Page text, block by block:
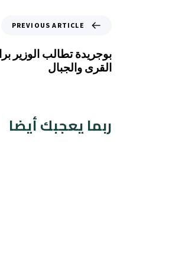
PREVIOUS ARTICLE
بوجريدة تطالب الوزير
القرى والجبال
ربما يعجبك أيضا